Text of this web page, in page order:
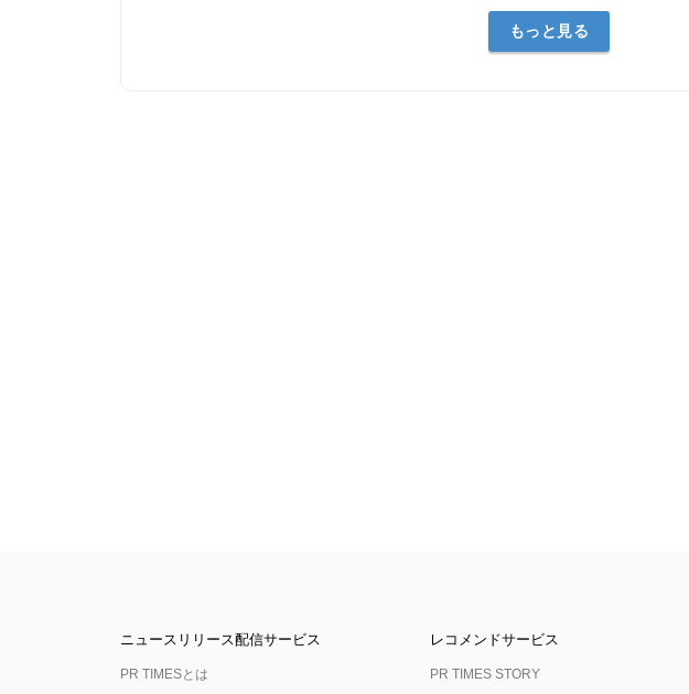
もっと見る
ニュースリリース配信サービス
PR TIMESとは
レコメンドサービス
PR TIMES STORY